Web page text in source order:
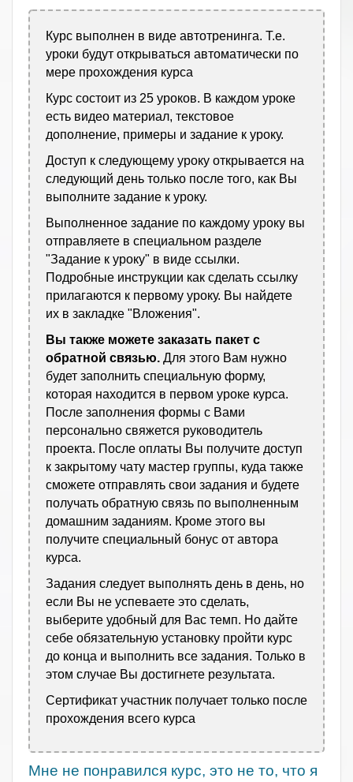
Курс выполнен в виде автотренинга. Т.е.
уроки будут открываться автоматически по
мере прохождения курса
Курс состоит из 25 уроков. В каждом уроке
есть видео материал, текстовое
дополнение, примеры и задание к уроку.
Доступ к следующему уроку открывается на
следующий день только после того, как Вы
выполните задание к уроку.
Выполненное задание по каждому уроку вы
отправляете в специальном разделе
"Задание к уроку" в виде ссылки.
Подробные инструкции как сделать ссылку
прилагаются к первому уроку. Вы найдете
их в закладке "Вложения".
Вы также можете заказать пакет с
обратной связью. Для этого Вам нужно
будет заполнить специальную форму,
которая находится в первом уроке курса.
После заполнения формы с Вами
персонально свяжется руководитель
проекта. После оплаты Вы получите доступ
к закрытому чату мастер группы, куда также
сможете отправлять свои задания и будете
получать обратную связь по выполненным
домашним заданиям. Кроме этого вы
получите специальный бонус от автора
курса.
Задания следует выполнять день в день, но
если Вы не успеваете это сделать,
выберите удобный для Вас темп. Но дайте
себе обязательную установку пройти курс
до конца и выполнить все задания. Только в
этом случае Вы достигнете результата.
Сертификат участник получает только после
прохождения всего курса
Мне не понравился курс, это не то, что я